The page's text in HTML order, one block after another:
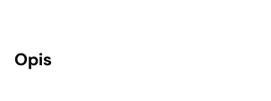
Opis